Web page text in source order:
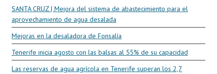
SANTA CRUZ | Mejora del sistema de abastecimiento para el
aprovechamiento de agua desalada
Mejoras en la desaladora de Fonsalía
Tenerife inicia agosto con las balsas al 55% de su capacidad
Las reservas de agua agrícola en Tenerife superan los 2,7